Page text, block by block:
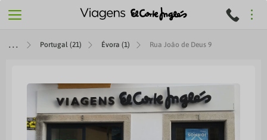
Portugal (21) Évora (1) Rua Joâo de Deus 9